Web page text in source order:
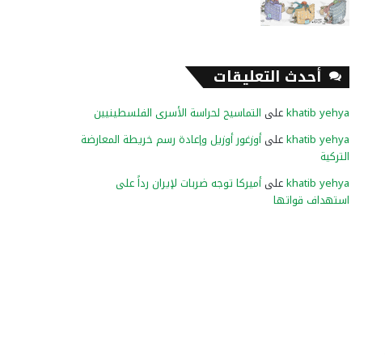
أحدث التعليقات
khatib yehyaعلى التماسيح لحراسة الأسرى الفلسطينيين
khatib yehyaعلىأوزغور أوزيل وإعادة رسم خريطة المعارضة
التركية
khatib yehyaعلىأميركا توجه ضربات لإيران رداً على
استهداف قواتها